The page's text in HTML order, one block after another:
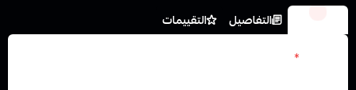
التفاصيل
التقييمات
*